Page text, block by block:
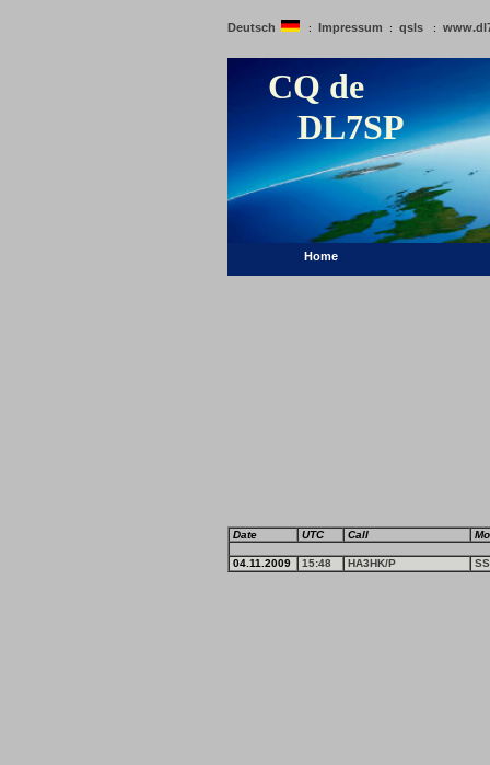
Deutsch : Impressum : qsls :
CQ de
DL7SP
Home
Date UTC Call
04.11.2009 15:48 HA3HK/P